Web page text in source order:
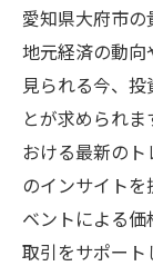
愛知県大府市の
地元経済の動
見られる今、
とが求められ
おける最新の
のインサイト
ベントによる
取引をサポート